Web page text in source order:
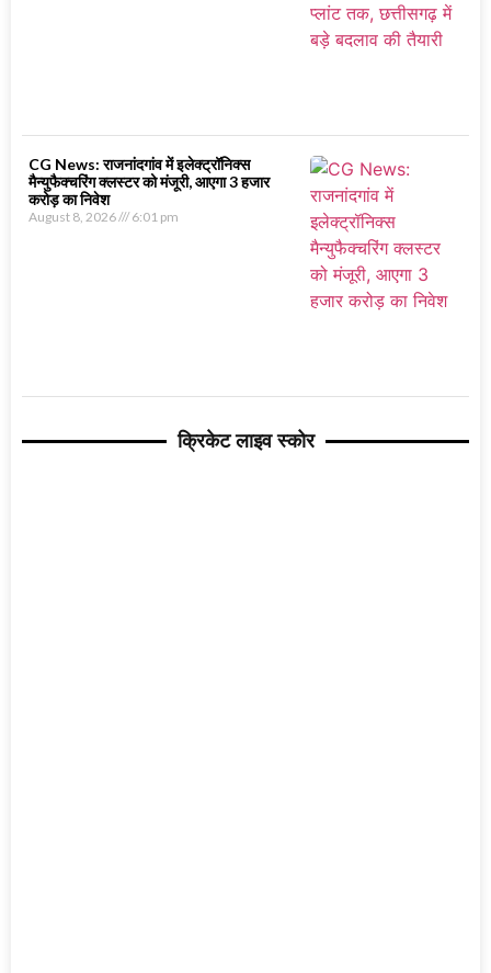
CG News: राजनांदगांव में इलेक्ट्रॉनिक्स
मैन्युफैक्चरिंग क्लस्टर को मंजूरी, आएगा 3 हजार
करोड़ का निवेश
August 8, 2026 6:01 pm
क्रिकेट लाइव स्कोर